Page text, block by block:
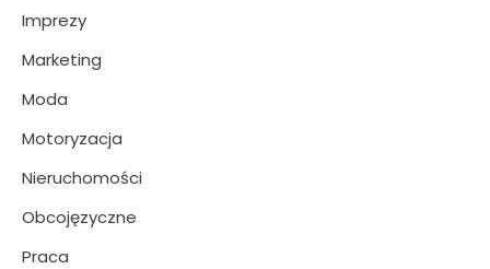
Imprezy
Marketing
Moda
Motoryzacja
Nieruchomości
Obcojęzyczne
Praca